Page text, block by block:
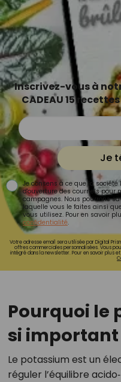
Inscrivez-vous à
CADEAU 15 recettes
Je
Je consens à ce que la
d'ouverture des courriels pour
campagnes. Nous pourrons
laquelle vous le faites ainsi
vous utilisez. Pour en savoir
confidentialité.
Votre adresse email sera utilisée par Digital
offres commerciales personnalisées. Vous
intégré dans la newsletter. Pour en savoir plus
Pourquoi le
si important
Le potassium est un
réguler l’équilibre